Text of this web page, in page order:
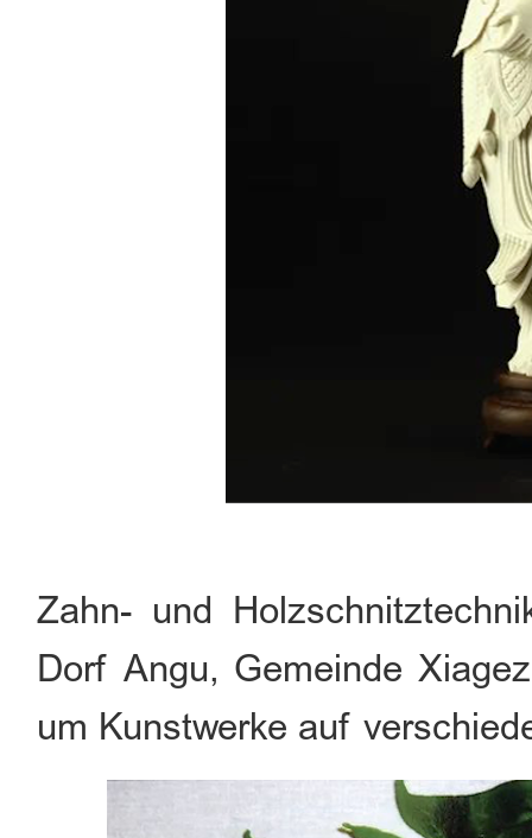
Zahn- und
Dorf Angu, Gemeinde
um Kunstwerke auf